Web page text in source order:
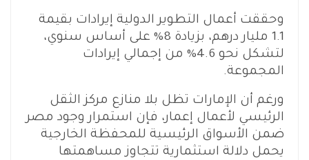
وحققت أعمال التطوير الدولية إيرادات بقيمة
1.1 مليار درهم، بزيادة 8% على أساس سنوي،
لتشكل نحو 4.6% من إجمالي إيرادات
المجموعة.
ورغم أن الإمارات تظل بلا منازع مركز الثقل
الرئيسي لأعمال إعمار، فإن استمرار وجود مصر
ضمن الأسواق الرئيسية للمحفظة الخارجية
يحمل دلالة استثمارية تتجاوز مساهمتها